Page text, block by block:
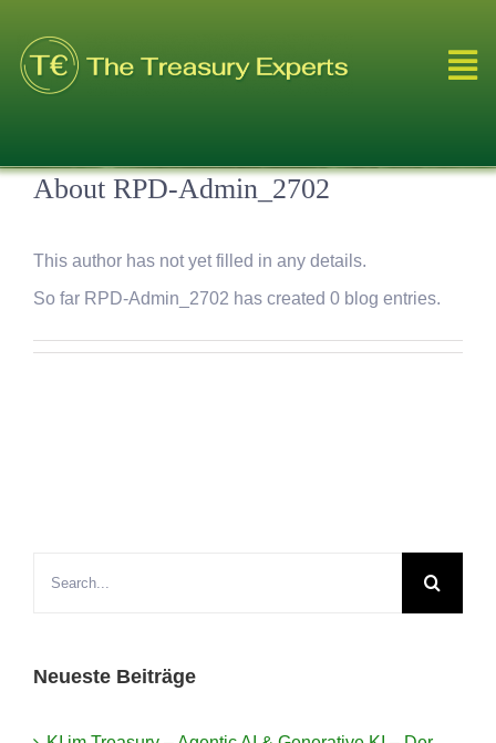
content
Referenzen
Termin
About RPD-Admin_2702
This author has not yet filled in any details.
So far RPD-Admin_2702 has created 0 blog entries.
Neueste Beiträge